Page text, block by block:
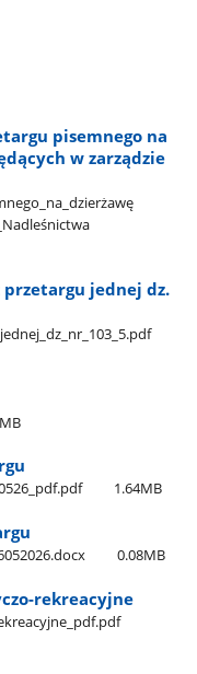
pisemnego na
w zarządzie
jednej dz.
1.64MB
0.08MB
rekreacyjne